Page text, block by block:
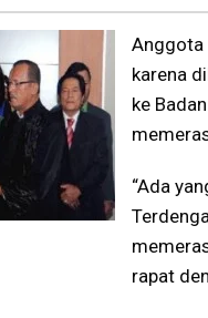
Anggota
karena
ke
“Ada
rapat